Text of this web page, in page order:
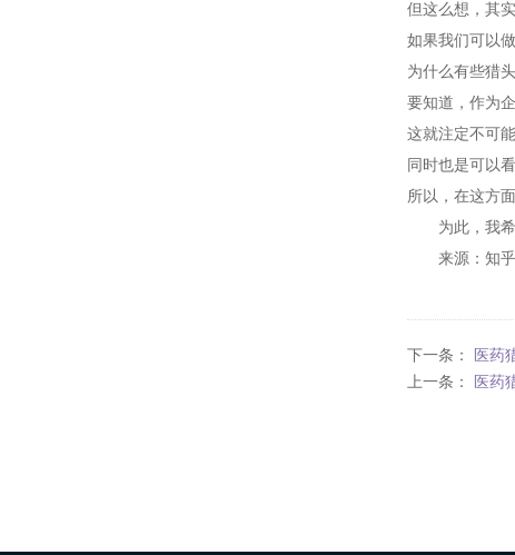
但这么想，其
如果我们可以
为什么有些猎
要知道，作为
这就注定不可
同时也是可以
所以，在这方
为此，我
来源：知乎
下一条：
医药
上一条：
医药